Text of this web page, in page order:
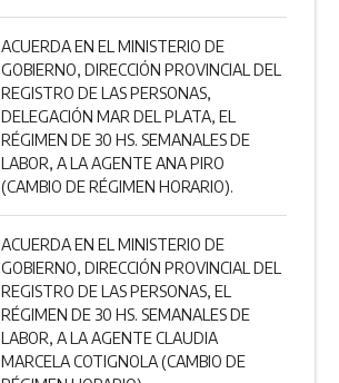
ACUERDA EN EL MINISTERIO DE
GOBIERNO, DIRECCIÓN PROVINCIAL DEL
REGISTRO DE LAS PERSONAS,
DELEGACIÓN MAR DEL PLATA, EL
RÉGIMEN DE 30 HS. SEMANALES DE
LABOR, A LA AGENTE ANA PIRO
(CAMBIO DE RÉGIMEN HORARIO).
ACUERDA EN EL MINISTERIO DE
GOBIERNO, DIRECCIÓN PROVINCIAL DEL
REGISTRO DE LAS PERSONAS, EL
RÉGIMEN DE 30 HS. SEMANALES DE
LABOR, A LA AGENTE CLAUDIA
MARCELA COTIGNOLA (CAMBIO DE